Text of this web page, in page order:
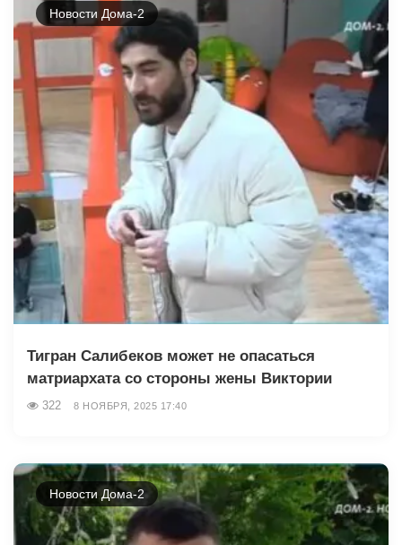
Новости Дома-2
Тигран Салибеков может не опасаться
матриархата со стороны жены Виктории
322 8 НОЯБРЯ, 2025 17:40
Новости Дома-2